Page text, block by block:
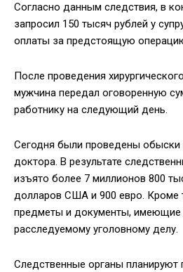
Согласно данным следствия, в
запросил 150 тысяч рублей у
оплаты за предстоящую
После проведения
мужчина передал оговоренную
работнику на следующий день.
Сегодня были проведены обыски
доктора. В результате
изъято более 7 миллионов 800
долларов США и 900 евро. Кроме
предметы и документы, имеющие
расследуемому уголовному делу.
Следственные органы планируют